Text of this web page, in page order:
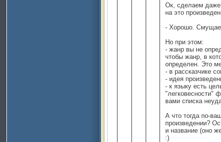
Ок, сделаем
на это
- Хорошо.
Но при этом:
- жанр вы не
чтобы жанр, в
определен. Это
- в рассказчике
- идея
- к языку есть
"легковесности"
вами списка
А что тогда по-
произведении?
и название (оно
:)